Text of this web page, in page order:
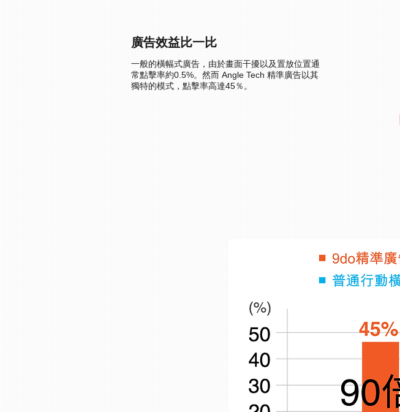
廣告效益比一比
一般的橫幅式廣告，由於畫面干擾以及置放位置通
常點擊率約0.5%。然而 Angle Tech 精準廣告以其
獨特的模式，點擊率高達45％。